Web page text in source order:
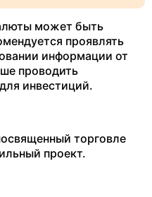
может быть
проявлять
информации от
проводить
инвестиций.
торговле
проект.